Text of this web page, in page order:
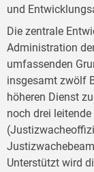
und
Die zentrale
Administration
umfassenden
insgesamt zwölf
höheren Dienst
noch drei
Unterstützt wird